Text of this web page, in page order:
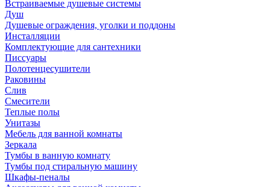
Встраиваемые душевые системы
Душ
Душевые ограждения, уголки и поддоны
Инсталляции
Комплектующие для сантехники
Писсуары
Полотенцесушители
Раковины
Слив
Смесители
Теплые полы
Унитазы
Мебель для ванной комнаты
Зеркала
Тумбы в ванную комнату
Тумбы под стиральную машину
Шкафы-пеналы